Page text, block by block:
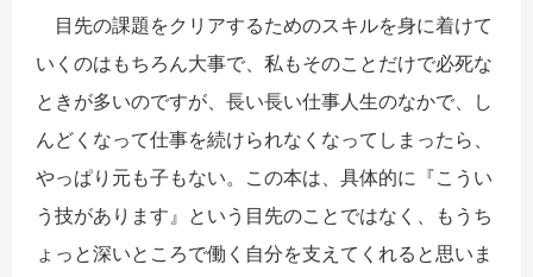
目先の課題をクリアするためのスキルを身に着けて
いくのはもちろん大事で、私もそのことだけで必死な
ときが多いのですが、長い長い仕事人生のなかで、し
んどくなって仕事を続けられなくなってしまったら、
やっぱり元も子もない。この本は、具体的に『こうい
う技があります』という目先のことではなく、もうち
ょっと深いところで働く自分を支えてくれると思いま